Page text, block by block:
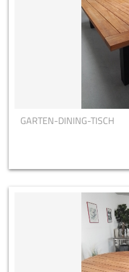
GARTEN-DINING-TISCH